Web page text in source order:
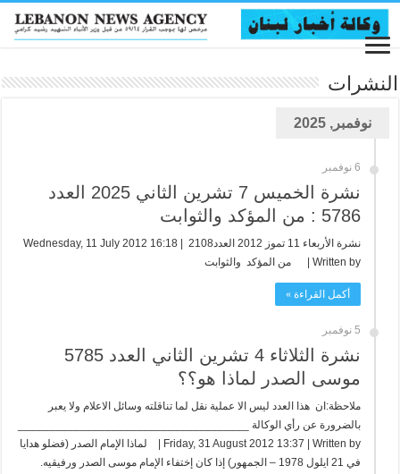
النشرات
نوفمبر, 2025
6 نوفمبر
نشرة الخميس 7 تشرين الثاني 2025 العدد
5786 : من المؤكد والثوابت
نشرة الأربعاء 11 تموز 2012 العدد2108 Wednesday, 11 July 2012 16:18 |
Written by | من المؤكد والثوابت
أكمل القراءة »
5 نوفمبر
نشرة الثلاثاء 4 تشرين الثاني العدد 5785
موسى الصدر لماذا هو؟؟
ملاحظة:ان هذا العدد ليس الا عملية نقل لما تناقلته وسائل الاعلام ولا يعبر
بالضرورة عن رأي الوكالة _____________________________________
Friday, 31 August 2012 13:37 | Written by | لماذا الإمام الصدر (فضلو هدايا
في 21 ايلول 1978 – الجمهور) إذا كان إختفاء الإمام موسى الصدر ورفيقيه.